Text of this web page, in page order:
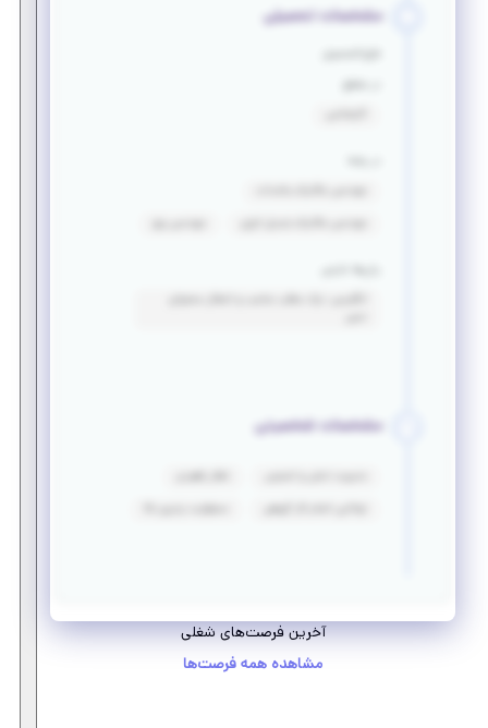
مشخصات تحصیلی
مشخصات شخصیتی
آخرین فرصت‌های شغلی
مشاهده همه فرصت‌ها